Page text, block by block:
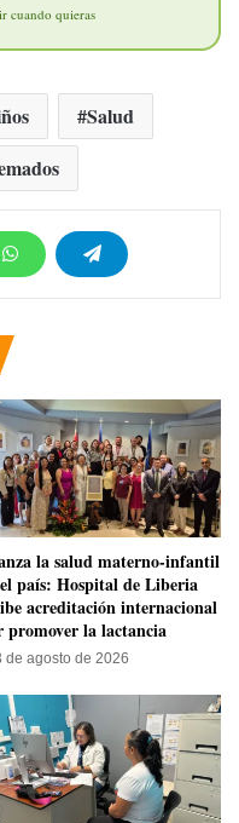
cuando quieras
Salud
la salud materno-infantil
país: Hospital de Liberia
acreditación internacional
promover la lactancia
de agosto de 2026